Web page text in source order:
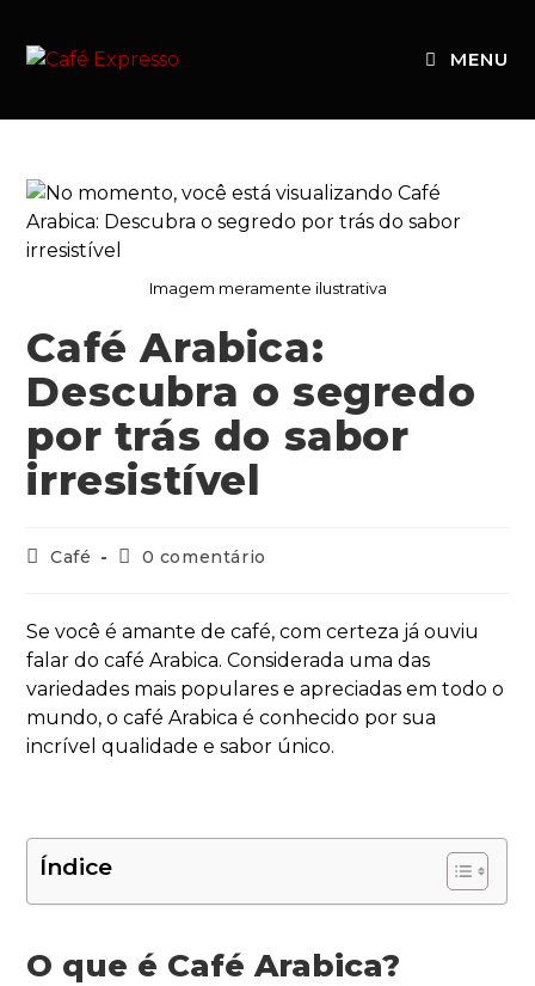
MENU
Imagem meramente ilustrativa
Café Arabica:
Descubra o segredo
por trás do sabor
irresistível
Café 0 comentário
Se você é amante de café, com certeza já ouviu
falar do café Arabica. Considerada uma das
variedades mais populares e apreciadas em todo o
mundo, o café Arabica é conhecido por sua
incrível qualidade e sabor único.
Índice
O que é Café Arabica?